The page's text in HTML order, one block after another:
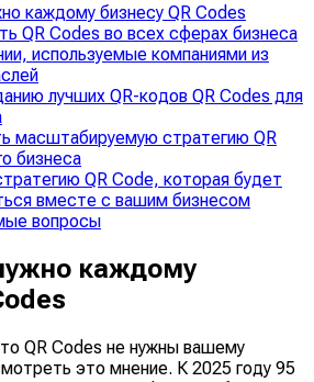
каждому бизнесу QR Codes
QR Codes во всех сферах бизнеса
используемые компаниями из
лучших QR-кодов QR Codes для
масштабируемую стратегию QR
бизнеса
QR Code, которая будет
вместе с вашим бизнесом
вопросы
каждому
QR Codes не нужны вашему
это мнение. К 2025 году 95